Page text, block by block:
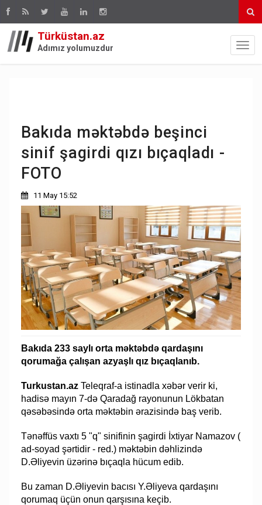
Türküstan.az
Adımız yolumuzdur
Bakıda məktəbdə beşinci
sinif şagirdi qızı bıçaqladı -
FOTO
11 May 15:52
Bakıda 233 saylı orta məktəbdə qardaşını
qorumağa çalışan azyaşlı qız bıçaqlanıb.
Turkustan.az Teleqraf-a istinadla xəbər verir ki,
hadisə mayın 7-də Qaradağ rayonunun Lökbatan
qəsəbəsində orta məktəbin ərazisində baş verib.
Tənəffüs vaxtı 5 "q" sinifinin şagirdi İxtiyar Namazov (
ad-soyad şərtidir - red.) məktəbin dəhlizində
D.Əliyevin üzərinə bıçaqla hücum edib.
Bu zaman D.Əliyevin bacısı Y.Əliyeva qardaşını
qorumaq üçün onun qarşısına keçib.